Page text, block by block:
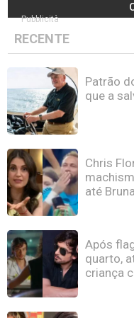
Pubblicità
RECENTE
Patrão
que a
Chris
até
Após
quarto,
criança